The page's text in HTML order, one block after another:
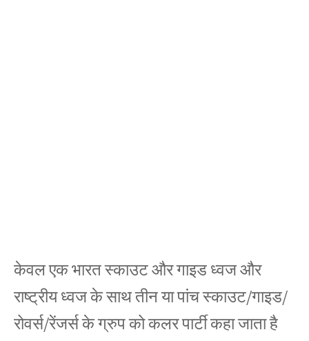
केवल एक भारत स्काउट और गाइड ध्वज और
राष्ट्रीय ध्वज के साथ तीन या पांच स्काउट/गाइड/
रोवर्स/रेंजर्स के ग्रुप को कलर पार्टी कहा जाता है